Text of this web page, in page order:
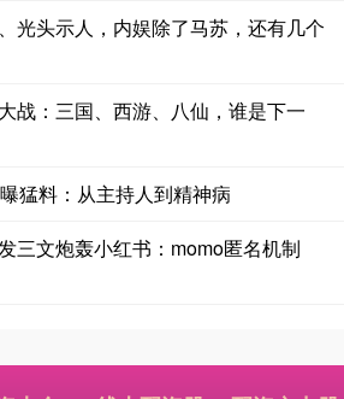
光头示人，内娱除了马苏，还有几个
战：三国、西游、八仙，谁是下一
猛料：从主持人到精神病
三文炮轰小红书：momo匿名机制